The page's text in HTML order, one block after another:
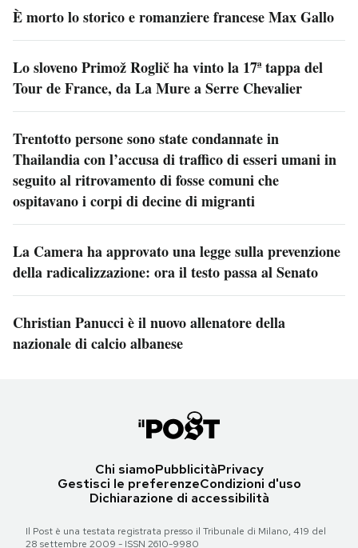
È morto lo storico e romanziere francese Max Gallo
Lo sloveno Primož Roglič ha vinto la 17ª tappa del
Tour de France, da La Mure a Serre Chevalier
Trentotto persone sono state condannate in
Thailandia con l’accusa di traffico di esseri umani in
seguito al ritrovamento di fosse comuni che
ospitavano i corpi di decine di migranti
La Camera ha approvato una legge sulla prevenzione
della radicalizzazione: ora il testo passa al Senato
Christian Panucci è il nuovo allenatore della
nazionale di calcio albanese
Chi siamoPubblicitàPrivacy
Gestisci le preferenzeCondizioni d'uso
Dichiarazione di accessibilità
Il Post è una testata registrata presso il Tribunale di Milano, 419 del
28 settembre 2009 - ISSN 2610-9980